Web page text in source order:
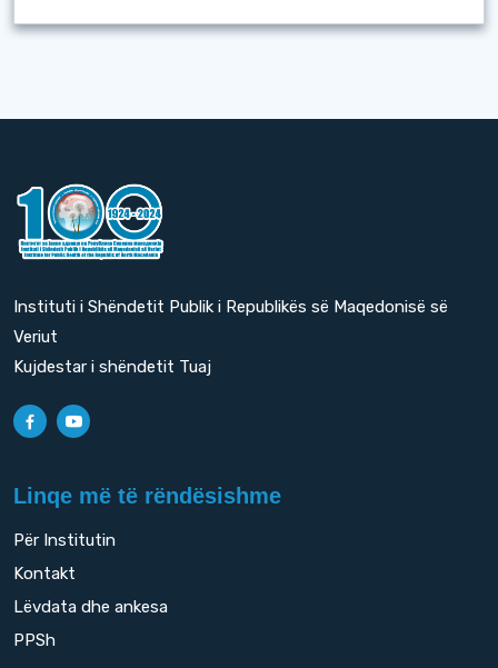
Instituti i Shëndetit Publik i Republikës së Maqedonisë së
Veriut
Kujdestar i shëndetit Tuaj
Linqe më të rëndësishme
Për Institutin
Kontakt
Lëvdata dhe ankesa
PPSh